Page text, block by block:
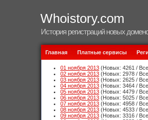
Whoistory.com
История регистраций новых
Главная Платные сервисы
01 ноября 2013 (Новых: 4261 /
02 ноября 2013 (Новых: 2978 /
03 ноября 2013 (Новых: 2625 /
04 ноября 2013 (Новых: 3464 /
05 ноября 2013 (Новых: 4479 /
06 ноября 2013 (Новых: 5025 /
07 ноября 2013 (Новых: 4958 /
08 ноября 2013 (Новых: 4533 /
09 ноября 2013 (Новых: 3316 /